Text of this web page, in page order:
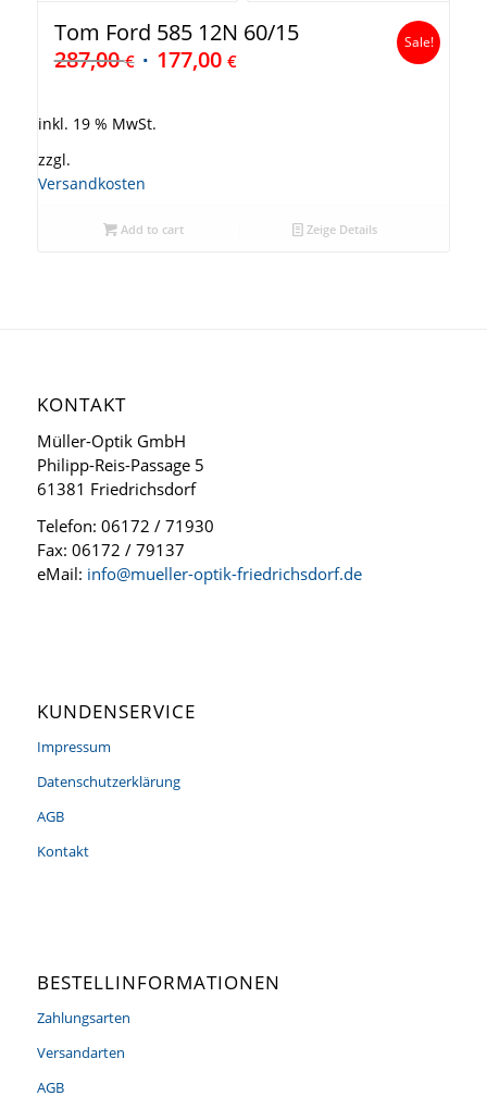
Tom Ford 585 12N 60/15
287,00€ 177,00 €
Sale!
inkl. 19 % MwSt.
zzgl.
Versandkosten
Add to cart Zeige Details
KONTAKT
Müller-Optik GmbH
Philipp-Reis-Passage 5
61381 Friedrichsdorf
Telefon: 06172 / 71930
Fax: 06172 / 79137
eMail: info@mueller-optik-friedrichsdorf.de
KUNDENSERVICE
Impressum
Datenschutzerklärung
AGB
Kontakt
BESTELLINFORMATIONEN
Zahlungsarten
Versandarten
AGB